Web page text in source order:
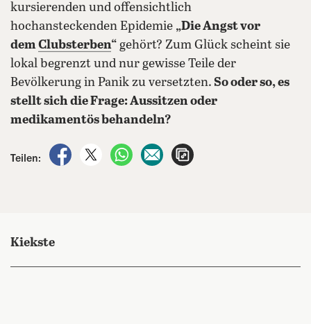
kursierenden und offensichtlich
hochansteckenden Epidemie „Die Angst vor
demClubsterben“ gehört? Zum Glück scheint sie
lokal begrenzt und nur gewisse Teile der
Bevölkerung in Panik zu versetzten. So oder so, es
stellt sich die Frage: Aussitzen oder
medikamentös behandeln?
Teilen:
auf Facebook teilen
auf X teilenper WhatsApp teilen
per E-Mail teilen
Kiekste